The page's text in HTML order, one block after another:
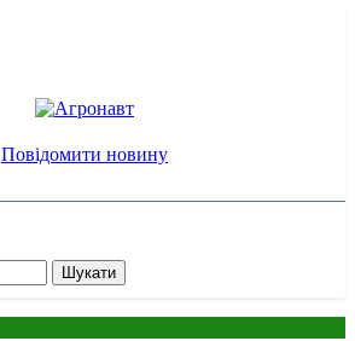
Агронавт
Новини українського агробізнесу
Повідомити новину